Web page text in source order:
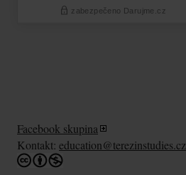
Facebook skupina
Kontakt: education@terezinstudies.cz